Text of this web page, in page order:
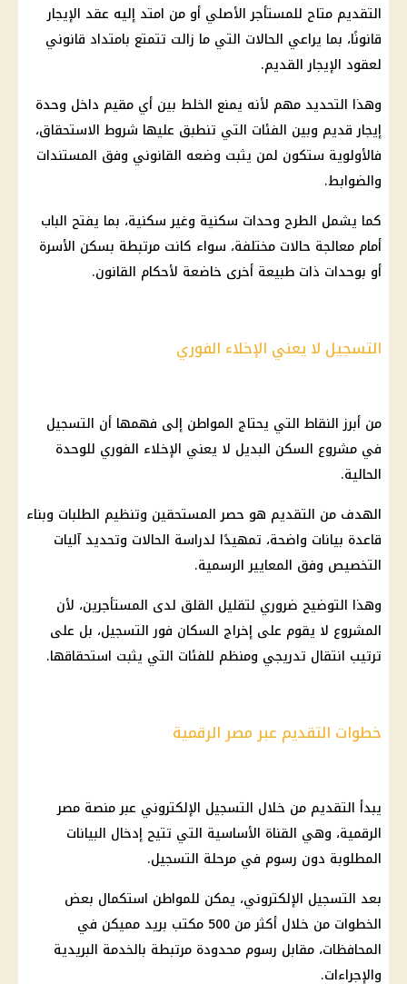
التقديم متاح للمستأجر الأصلي أو من امتد إليه عقد الإيجار
قانونًا، بما يراعي الحالات التي ما زالت تتمتع بامتداد قانوني
لعقود الإيجار القديم.
وهذا التحديد مهم لأنه يمنع الخلط بين أي مقيم داخل وحدة
إيجار قديم وبين الفئات التي تنطبق عليها شروط الاستحقاق،
فالأولوية ستكون لمن يثبت وضعه القانوني وفق المستندات
والضوابط.
كما يشمل الطرح وحدات سكنية وغير سكنية، بما يفتح الباب
أمام معالجة حالات مختلفة، سواء كانت مرتبطة بسكن الأسرة
أو بوحدات ذات طبيعة أخرى خاضعة لأحكام القانون.
التسجيل لا يعني الإخلاء الفوري
من أبرز النقاط التي يحتاج المواطن إلى فهمها أن التسجيل
في مشروع السكن البديل لا يعني الإخلاء الفوري للوحدة
الحالية.
الهدف من التقديم هو حصر المستحقين وتنظيم الطلبات وبناء
قاعدة بيانات واضحة، تمهيدًا لدراسة الحالات وتحديد آليات
التخصيص وفق المعايير الرسمية.
وهذا التوضيح ضروري لتقليل القلق لدى المستأجرين، لأن
المشروع لا يقوم على إخراج السكان فور التسجيل، بل على
ترتيب انتقال تدريجي ومنظم للفئات التي يثبت استحقاقها.
خطوات التقديم عبر مصر الرقمية
يبدأ التقديم من خلال التسجيل الإلكتروني عبرمنصة مصر
الرقمية، وهي القناة الأساسية التي تتيح إدخال البيانات
المطلوبة دون رسوم في مرحلة التسجيل.
بعد التسجيل الإلكتروني، يمكن للمواطن استكمال بعض
الخطوات من خلال أكثر من 500 مكتب بريد مميكن في
المحافظات، مقابل رسوم محدودة مرتبطة بالخدمة البريدية
والإجراءات.